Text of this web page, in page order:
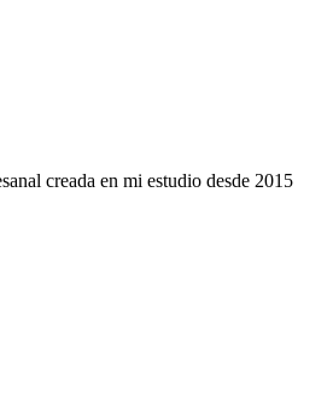
creada en mi estudio desde 2015